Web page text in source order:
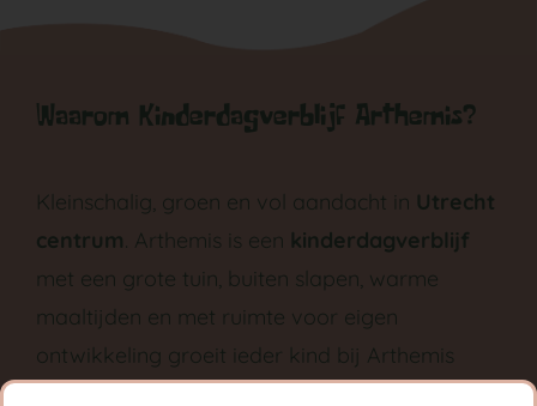
Waarom Kinderdagverblijf Arthemis?
Kleinschalig, groen en vol aandacht in Utrecht
centrum. Arthemis is een kinderdagverblijf
met een grote tuin, buiten slapen, warme
maaltijden en met ruimte voor eigen
ontwikkeling groeit ieder kind bij Arthemis